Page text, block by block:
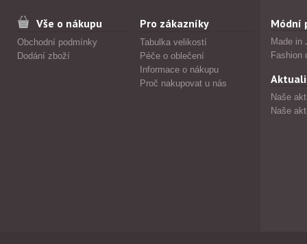
Vše o nákupu
Obchodní podmínky
Dodání zboží
Pro zákazníky
Tabulka velikostí
Péče o oblečení
Informace o nákupu
Proč nakupovat u nás
Módní
Made in
Fashion
Naše
Naše